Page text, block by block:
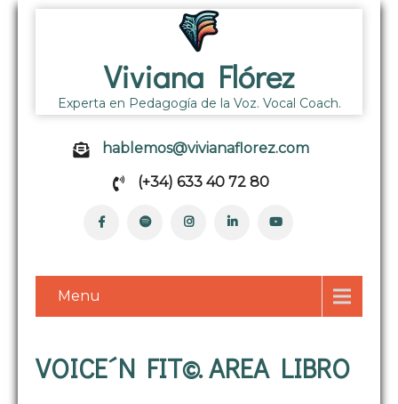
Viviana Flórez
Experta en Pedagogía de la Voz. Vocal Coach.
hablemos@vivianaflorez.com
(+34) 633 40 72 80
Menu
VOICE´N FIT©. AREA LIBRO